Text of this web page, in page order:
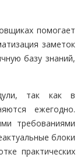
помогает
заметок
базу знаний,
так как в
ежегодно.
требованиями
блоки
практических